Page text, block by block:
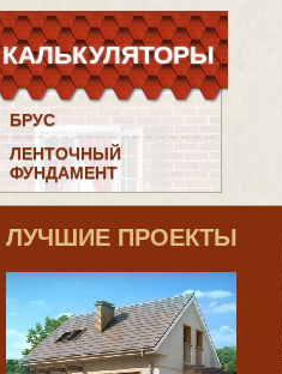
КАЛЬКУЛЯТОРЫ
БРУС
ЛЕНТОЧНЫЙ
ФУНДАМЕНТ
ЛУЧШИЕ ПРОЕКТЫ